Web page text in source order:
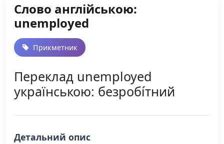
Слово англійською:
unemployed
Прикметник
Переклад unemployed
українською: безробі́тний
Детальний опис